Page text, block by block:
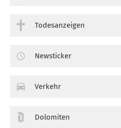
Todesanzeigen
Newsticker
Verkehr
Dolomiten